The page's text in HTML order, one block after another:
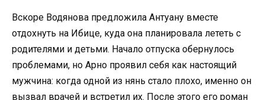
Вскоре Водянова предложила Антуану вместе
отдохнуть на Ибице, куда она планировала лететь с
родителями и детьми. Начало отпуска обернулось
проблемами, но Арно проявил себя как настоящий
мужчина: когда одной из нянь стало плохо, именно он
вызвал врачей и встретил их. После этого его роман